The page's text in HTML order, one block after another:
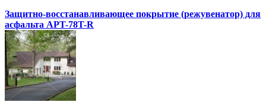
Защитно-восстанавливающее покрытие (режувенатор) для
асфальта APT-78T-R